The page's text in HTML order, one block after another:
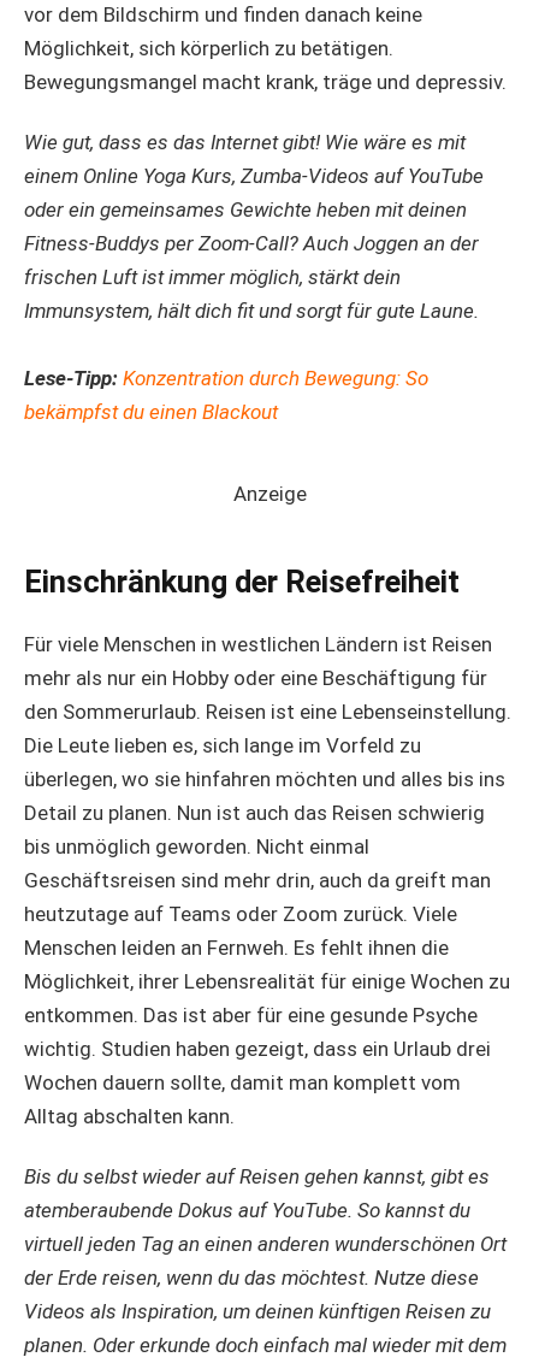
vor dem Bildschirm und finden danach keine
Möglichkeit, sich körperlich zu betätigen.
Bewegungsmangel macht krank, träge und depressiv.
Wie gut, dass es das Internet gibt! Wie wäre es mit
einem Online Yoga Kurs, Zumba-Videos auf YouTube
oder ein gemeinsames Gewichte heben mit deinen
Fitness-Buddys per Zoom-Call? Auch Joggen an der
frischen Luft ist immer möglich, stärkt dein
Immunsystem, hält dich fit und sorgt für gute Laune.
Lese-Tipp: Konzentration durch Bewegung: So
bekämpfst du einen Blackout
Anzeige
Einschränkung der Reisefreiheit
Für viele Menschen in westlichen Ländern ist Reisen
mehr als nur ein Hobby oder eine Beschäftigung für
den Sommerurlaub. Reisen ist eine Lebenseinstellung.
Die Leute lieben es, sich lange im Vorfeld zu
überlegen, wo sie hinfahren möchten und alles bis ins
Detail zu planen. Nun ist auch das Reisen schwierig
bis unmöglich geworden. Nicht einmal
Geschäftsreisen sind mehr drin, auch da greift man
heutzutage auf Teams oder Zoom zurück. Viele
Menschen leiden an Fernweh. Es fehlt ihnen die
Möglichkeit, ihrer Lebensrealität für einige Wochen zu
entkommen. Das ist aber für eine gesunde Psyche
wichtig. Studien haben gezeigt, dass ein Urlaub drei
Wochen dauern sollte, damit man komplett vom
Alltag abschalten kann.
Bis du selbst wieder auf Reisen gehen kannst, gibt es
atemberaubende Dokus auf YouTube. So kannst du
virtuell jeden Tag an einen anderen wunderschönen Ort
der Erde reisen, wenn du das möchtest. Nutze diese
Videos als Inspiration, um deinen künftigen Reisen zu
planen. Oder erkunde doch einfach mal wieder mit dem